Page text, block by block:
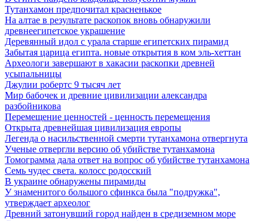
Тутанхамон предпочитал красненькое
На алтае в результате раскопок вновь обнаружили
древнеегипетское украшение
Деревянный идол с урала старше египетских пирамид
Забытая царица египта. новые открытия в ком эль-хеттан
Археологи завершают в хакасии раскопки древней
усыпальницы
Джулии робертс 9 тысяч лет
Мир бабочек и древние цивилизации александра
разбойникова
Перемещение ценностей - ценность перемещения
Открыта древнейшая цивилизация европы
Легенда о насильственной смерти тутанхамона отвергнута
Ученые отвергли версию об убийстве тутанхамона
Томограмма дала ответ на вопрос об убийстве тутанхамона
Семь чудес света. колосс родосский
В украине обнаружены пирамиды
У знаменитого большого сфинкса была "подружка",
утверждает археолог
Древний затонувший город найден в средиземном море